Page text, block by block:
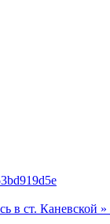
в ст. Каневской »